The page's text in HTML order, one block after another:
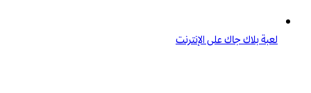
لعبة بلاك جاك على الإنترنت